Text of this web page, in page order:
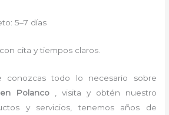
5–7 días
cita y tiempos claros.
conozcas todo lo necesario sobre
en Polanco
, visita y obtén nuestro
y servicios, tenemos años de